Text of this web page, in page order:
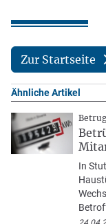
Zur Startseite
Ähnliche Artikel
In